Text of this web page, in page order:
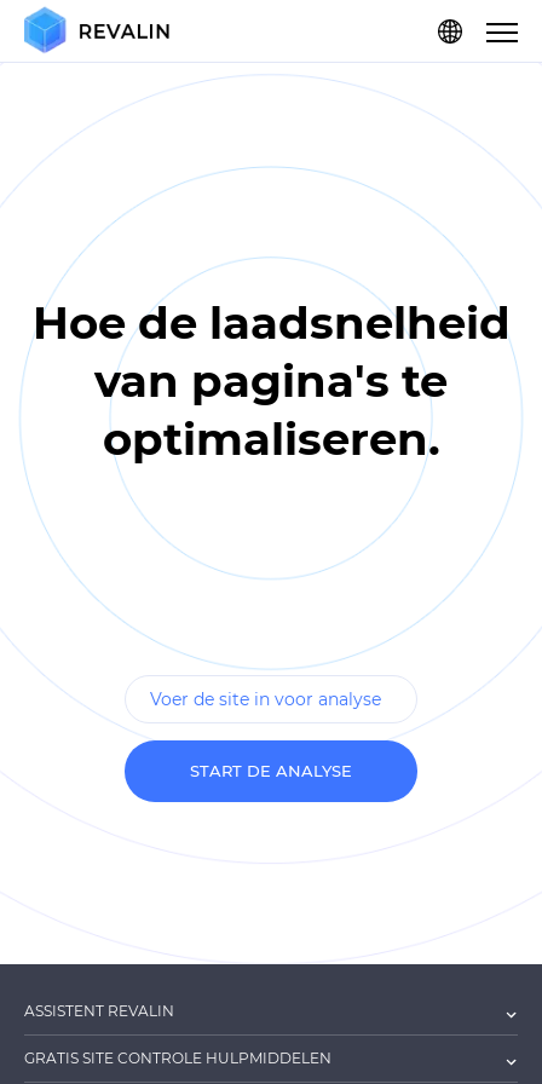
Hoe de laadsnelheid
van pagina's te
optimaliseren.
START DE ANALYSE
ASSISTENT REVALIN
GRATIS SITE CONTROLE HULPMIDDELEN